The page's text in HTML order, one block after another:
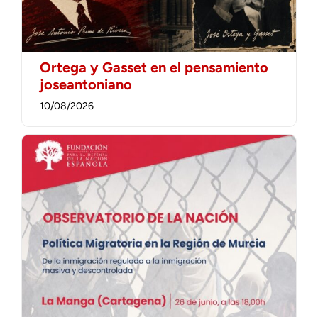
Ortega y Gasset en el pensamiento
joseantoniano
10/08/2026